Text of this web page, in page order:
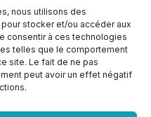
nous utilisons des
stocker et/ou accéder aux
consentir à ces technologies
telles que le comportement
site. Le fait de ne pas
peut avoir un effet négatif